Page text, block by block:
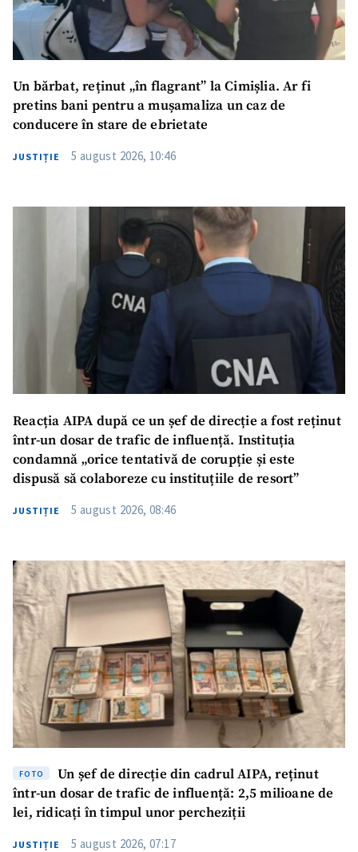
Un bărbat, reținut „în flagrant” la Cimișlia. Ar fi
pretins bani pentru a mușamaliza un caz de
conducere în stare de ebrietate
JUSTIȚIE 5 august 2026, 10:46
Reacția AIPA după ce un șef de direcție a fost reținut
într-un dosar de trafic de influență. Instituția
condamnă „orice tentativă de corupție și este
dispusă să colaboreze cu instituțiile de resort”
JUSTIȚIE 5 august 2026, 08:46
FOTO
Un șef de direcție din cadrul AIPA, reținut
într-un dosar de trafic de influență: 2,5 milioane de
lei, ridicați în timpul unor percheziții
JUSTIȚIE 5 august 2026, 07:17